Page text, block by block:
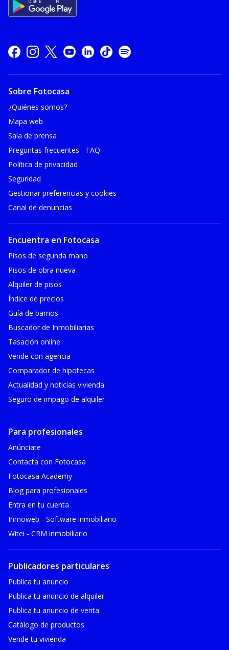
Sobre Fotocasa
¿Quiénes somos?
Mapa web
Sala de prensa
Preguntas frecuentes - FAQ
Política de privacidad
Seguridad
Gestionar preferencias y cookies
Canal de denuncias
Encuentra en Fotocasa
Pisos de segunda mano
Pisos de obra nueva
Alquiler de pisos
Índice de precios
Guía de barrios
Buscador de Inmobiliarias
Tasación online
Vende con agencia
Comparador de hipotecas
Actualidad y noticias vivienda
Seguro de impago de alquiler
Para profesionales
Anúnciate
Contacta con Fotocasa
Fotocasa Academy
Blog para profesionales
Entra en tu cuenta
Inmoweb - Software inmobiliario
Witei - CRM inmobiliario
Publicadores particulares
Publica tu anuncio
Publica tu anuncio de alquiler
Publica tu anuncio de venta
Catálogo de productos
Vende tu vivienda